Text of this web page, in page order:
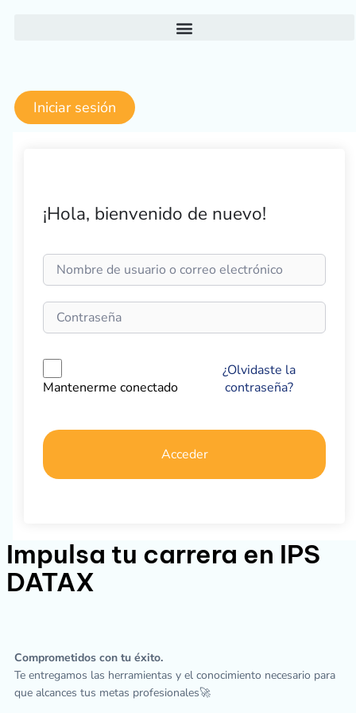
Iniciar sesión
¡Hola, bienvenido de nuevo!
Mantenerme conectado
¿Olvidaste la
contraseña?
Acceder
Impulsa tu carrera en IPS
DATAX
Comprometidos con tu éxito.
Te entregamos las herramientas y el conocimiento necesario para
que alcances tus metas profesionales🚀